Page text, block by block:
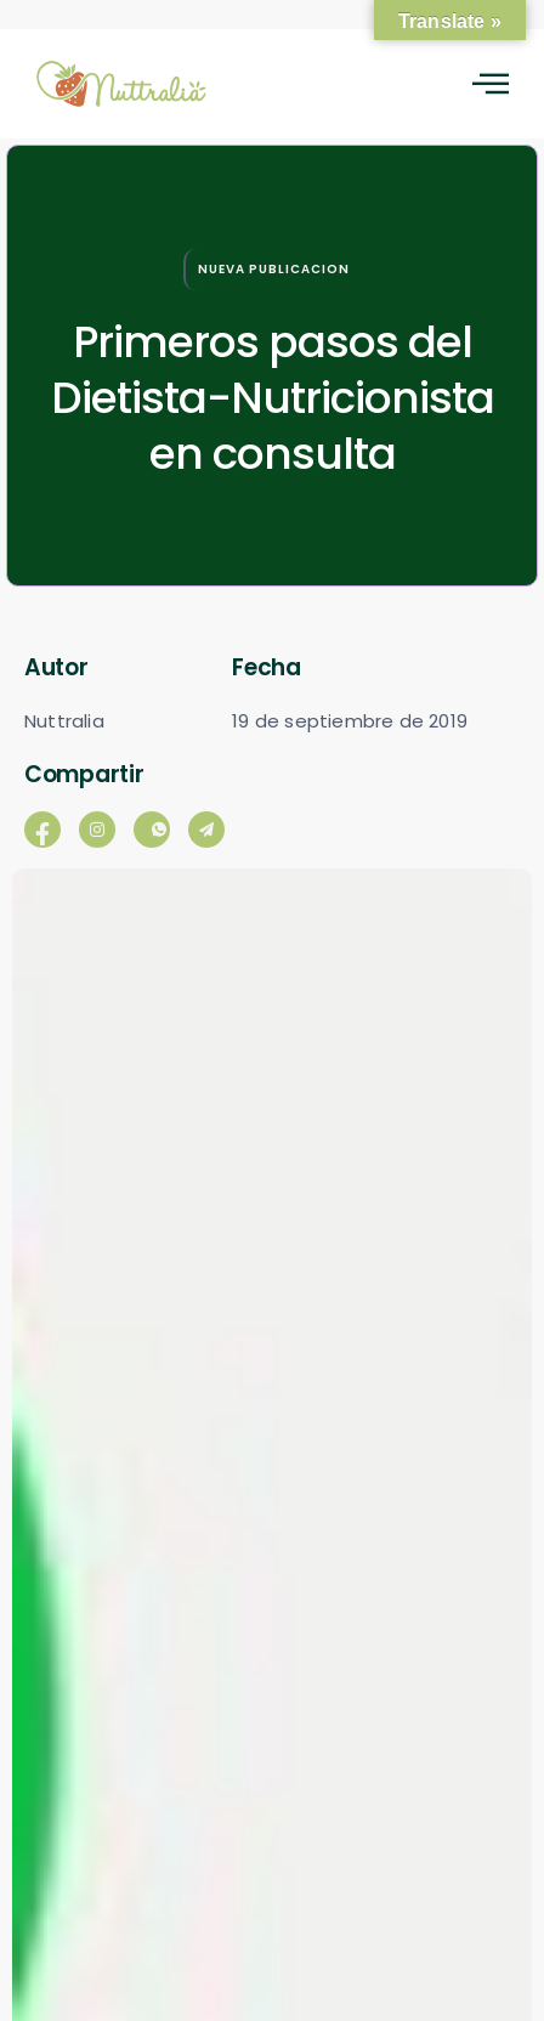
NUEVA PUBLICACION
Primeros pasos del
Dietista-Nutricionista
en consulta
Autor
Nuttralia
Fecha
19 de septiembre de 2019
Compartir
Translate »